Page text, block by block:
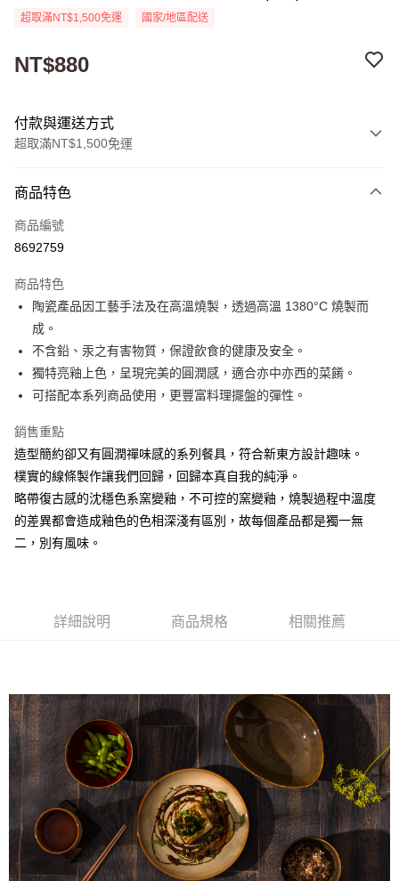
超取滿NT$1,500免運 國家/地區配送
NT$880
付款與運送方式
超取滿NT$1,500免運
信用卡一次付款
超商取貨付款
街口支付
悠遊付
AFTEE先享後付
相關說明
AFTEE先享後付是「在收到商品之後才付款」的支付方式。 讓您購物簡單
便利好安心！
１．簡單：不需註冊會員、不需綁卡、不需儲值。
２．便利：只要手機號碼，簡訊認證，即可結帳。
３．安心：先確認商品／服務後，再付款。
【「AFTEE先享後付」結帳流程】
１．於結帳方式選擇「AFTEE先享後付」後，將跳轉至「AFTEE先享後付」
※ 請注意：結帳手續完成當下不需立刻繳費，但若您需要取消訂單，請聯絡
客戶支援中心」https://netprotections.freshdesk.com/support/home
【注意事項】
１．透過由恩沛科技股份有限公司提供之「AFTEE先享後付」服務完成之交
易，需依本服務之必要範圍內提供個人資料，並將交易相關給付款項請求債
權轉讓予恩沛科技股份有限公司。
２．關於個人資料處理事宜，請瀏覽以下網址：
https://aftee.tw/terms/#terms3
３．未成年的使用者請事先徵得法定代理人或監護人之同意方可使用
「AFTEE先享後付」，若未經同意申辦者引起之損失，本公司不負相關責
４．使用「AFTEE先享後付」時，將依據個別帳號之用戶狀況，依本公司即
ATM付款
全家取貨付款
每筆NT$60，滿NT$1,500(含以上)免運費
7-11取貨付款
商品特色
商品編號
8692759
商品特色
陶瓷產品因工藝手法及在高溫燒製，透過高溫 1380°C 燒製而
成。
不含鉛、汞之有害物質，保證飲食的健康及安全。
獨特亮釉上色，呈現完美的圓潤感，適合亦中亦西的菜餚。
可搭配本系列商品使用，更豐富料理擺盤的彈性。
銷售重點
造型簡約卻又有圓潤禪味感的系列餐具，符合新東方設計趣味。
樸實的線條製作讓我們回歸，回歸本真自我的純淨。
略帶復古感的沈穩色系窯變釉，不可控的窯變釉，燒製過程中溫度
的差異都會造成釉色的色相深淺有區別，故每個產品都是獨一無
二，別有風味。
詳細說明 商品規格 相關推薦